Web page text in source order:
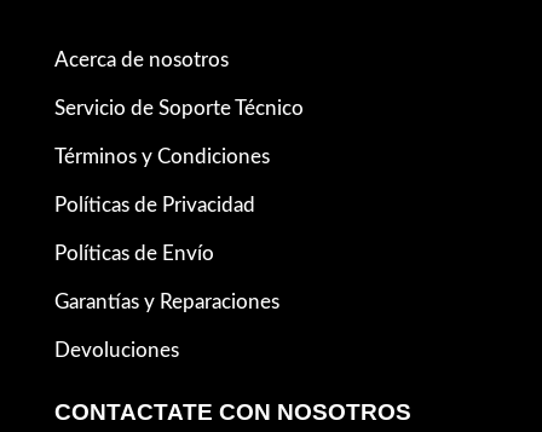
Acerca de nosotros
Servicio de Soporte Técnico
Términos y Condiciones
Políticas de Privacidad
Políticas de Envío
Garantías y Reparaciones
Devoluciones
CONTACTATE CON NOSOTROS